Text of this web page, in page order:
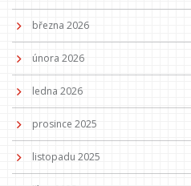
března 2026
února 2026
ledna 2026
prosince 2025
listopadu 2025